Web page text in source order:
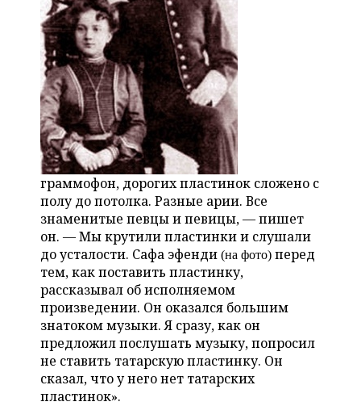
граммофон, дорогих пластинок сложено с
полу до потолка. Разные арии. Все
знаменитые певцы и певицы, — пишет
он. — Мы крутили пластинки и слушали
до усталости. Сафа эфенди (на фото) перед
тем, как поставить пластинку,
рассказывал об исполняемом
произведении. Он оказался большим
знатоком музыки. Я сразу, как он
предложил послушать музыку, попросил
не ставить татарскую пластинку. Он
сказал, что у него нет татарских
пластинок».